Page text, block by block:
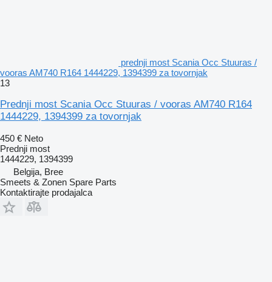
prednji most Scania Occ Stuuras /
vooras AM740 R164 1444229, 1394399 za tovornjak
13
Prednji most Scania Occ Stuuras / vooras AM740 R164
1444229, 1394399 za tovornjak
450 € Neto
Prednji most
1444229, 1394399
Belgija, Bree
Smeets & Zonen Spare Parts
Kontaktirajte prodajalca